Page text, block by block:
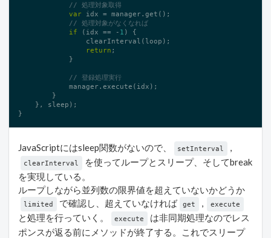
// 処理対象取得
var idx = manager.get();
// 処理対象がなくなれば
if (idx == - 1 ) {
                clearInterval(loop);
return ;
            }
// 登録処理実行
            manager.execute(idx);
        }
    }, sleep);
}
JavaScriptにはsleep関数がないので、 setInterval ,
clearInterval
を使ってループとスリープ、そしてbreak
を実現している。
ループしながら並列数の限界値を超えていないかどうか
limited で確認し、超えていなければ get , execute
と処理を行っていく。 execute
は非同期処理なのでレス
ポンスが返る前にメソッドが終了する。これでスリープ